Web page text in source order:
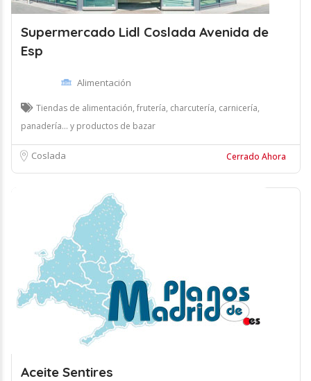
Supermercado Lidl Coslada Avenida de
Esp
Alimentación
Tiendas de alimentación, frutería, charcutería, carnicería,
panadería... y productos de bazar
Coslada Cerrado Ahora
Aceite Sentires